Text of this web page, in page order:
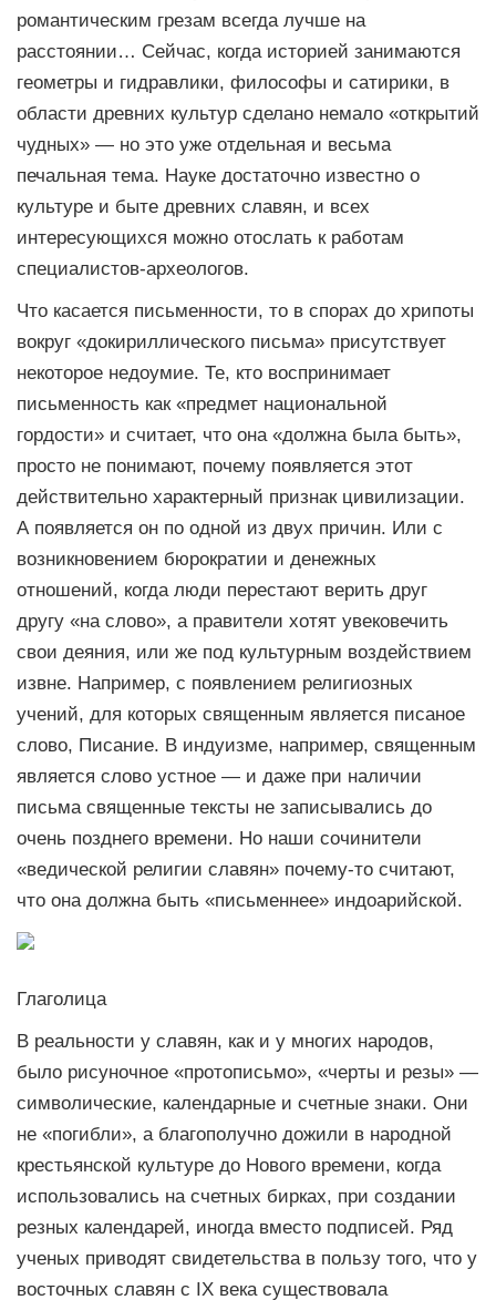
романтическим грезам всегда лучше на
расстоянии… Сейчас, когда историей занимаются
геометры и гидравлики, философы и сатирики, в
области древних культур сделано немало «открытий
чудных» — но это уже отдельная и весьма
печальная тема. Науке достаточно известно о
культуре и быте древних славян, и всех
интересующихся можно отослать к работам
специалистов-археологов.
Что касается письменности, то в спорах до хрипоты
вокруг «докириллического письма» присутствует
некоторое недоумие. Те, кто воспринимает
письменность как «предмет национальной
гордости» и считает, что она «должна была быть»,
просто не понимают, почему появляется этот
действительно характерный признак цивилизации.
А появляется он по одной из двух причин. Или с
возникновением бюрократии и денежных
отношений, когда люди перестают верить друг
другу «на слово», а правители хотят увековечить
свои деяния, или же под культурным воздействием
извне. Например, с появлением религиозных
учений, для которых священным является писаное
слово, Писание. В индуизме, например, священным
является слово устное — и даже при наличии
письма священные тексты не записывались до
очень позднего времени. Но наши сочинители
«ведической религии славян» почему-то считают,
что она должна быть «письменнее» индоарийской.
Глаголица
В реальности у славян, как и у многих народов,
было рисуночное «протописьмо», «черты и резы» —
символические, календарные и счетные знаки. Они
не «погибли», а благополучно дожили в народной
крестьянской культуре до Нового времени, когда
использовались на счетных бирках, при создании
резных календарей, иногда вместо подписей. Ряд
ученых приводят свидетельства в пользу того, что у
восточных славян с IX века существовала